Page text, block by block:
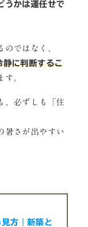
うかは運任せで
のではなく、
静に判断するこ
す。
、必ずしも「住
暑さが出やすい
方｜新築と